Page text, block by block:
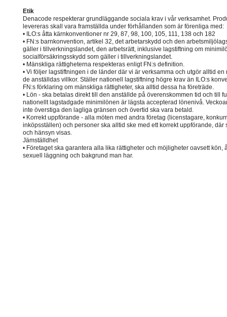
Etik
Denacode respekterar grundläggande sociala krav i vår verksamhet.
levereras skall vara framställda under förhållanden som är förenliga med:
• ILO:s åtta kärnkonventioner nr 29, 87, 98, 100, 105, 111, 138 och 182
• FN:s barnkonvention, artikel 32, det arbetarskydd och den
gäller i tillverkningslandet, den arbetsrätt, inklusive lagstiftning om
socialförsäkringsskydd som gäller i tillverkningslandet.
• Mänskliga rättigheterna respekteras enligt FN:s definition.
• Vi följer lagstiftningen i de länder där vi är verksamma och utgör alltid en
de anställdas villkor. Ställer nationell lagstiftning högre krav än ILO:s
FN:s förklaring om mänskliga rättigheter, ska alltid dessa ha företräde.
• Lön - ska betalas direkt till den anställde på överenskommen tid och till
nationellt lagstadgade minimilönen är lägsta accepterad lönenivå.
inte överstiga den lagliga gränsen och övertid ska vara betald.
• Korrekt uppförande - alla möten med andra företag (licenstagare,
inköpsställen) och personer ska alltid ske med ett korrekt uppförande, där
och hänsyn visas.
Jämställdhet
• Företaget ska garantera alla lika rättigheter och möjligheter oavsett kön,
sexuell läggning och bakgrund man har.